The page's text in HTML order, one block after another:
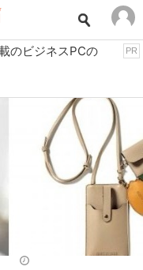
・ホビー
携帯電話
ョン
のビジネスPCの
PR